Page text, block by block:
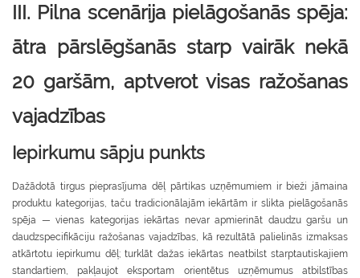
III. Pilna scenārija pielāgošanās spēja:
ātra pārslēgšanās starp vairāk nekā
20 garšām, aptverot visas ražošanas
vajadzības
Iepirkumu sāpju punkts
Dažādotā tirgus pieprasījuma dēļ pārtikas uzņēmumiem ir bieži jāmaina
produktu kategorijas, taču tradicionālajām iekārtām ir slikta pielāgošanās
spēja — vienas kategorijas iekārtas nevar apmierināt daudzu garšu un
daudzspecifikāciju ražošanas vajadzības, kā rezultātā palielinās izmaksas
atkārtotu iepirkumu dēļ; turklāt dažas iekārtas neatbilst starptautiskajiem
standartiem, pakļaujot eksportam orientētus uzņēmumus atbilstības